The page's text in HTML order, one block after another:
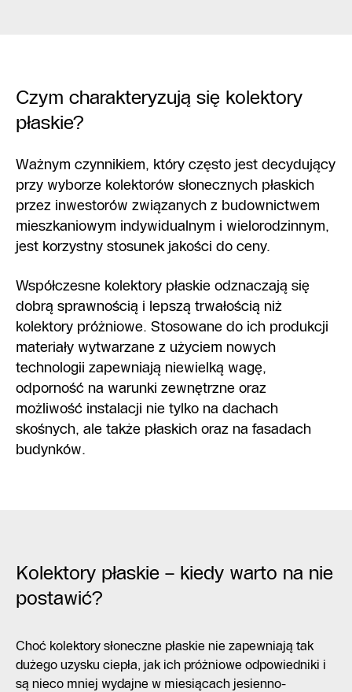
Czym charakteryzują się kolektory
płaskie?
Ważnym czynnikiem, który często jest decydujący
przy wyborze kolektorów słonecznych płaskich
przez inwestorów związanych z budownictwem
mieszkaniowym indywidualnym i wielorodzinnym,
jest korzystny stosunek jakości do ceny.
Współczesne kolektory płaskie odznaczają się
dobrą sprawnością i lepszą trwałością niż
kolektory próżniowe. Stosowane do ich produkcji
materiały wytwarzane z użyciem nowych
technologii zapewniają niewielką wagę,
odporność na warunki zewnętrzne oraz
możliwość instalacji nie tylko na dachach
skośnych, ale także płaskich oraz na fasadach
budynków.
Kolektory płaskie – kiedy warto na nie
postawić?
Choć kolektory słoneczne płaskie nie zapewniają tak
dużego uzysku ciepła, jak ich próżniowe odpowiedniki i
są nieco mniej wydajne w miesiącach jesienno-